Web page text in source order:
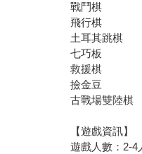
戰鬥棋
飛行棋
土耳其跳棋
七巧板
救援棋
撿金豆
古戰場雙陸棋
【遊戲資訊】
遊戲人數：2-4